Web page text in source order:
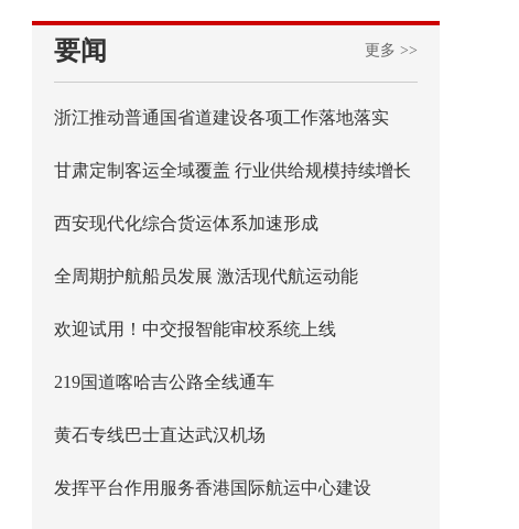
要闻 更多 >>
浙江推动普通国省道建设各项工作落地落实
甘肃定制客运全域覆盖 行业供给规模持续增长
西安现代化综合货运体系加速形成
全周期护航船员发展 激活现代航运动能
欢迎试用！中交报智能审校系统上线
219国道喀哈吉公路全线通车
黄石专线巴士直达武汉机场
发挥平台作用服务香港国际航运中心建设